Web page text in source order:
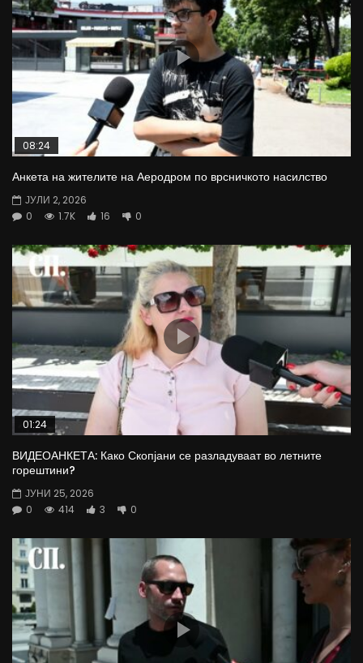
08:24
Анкета на жителите на Аеродром по врсничкото насилство
ЈУЛИ 2, 2026
0
1.7K 16 0
01:24
ВИДЕОАНКЕТА: Како Скопјани се разладуваат во летните
горештини?
ЈУНИ 25, 2026
0
414 3 0